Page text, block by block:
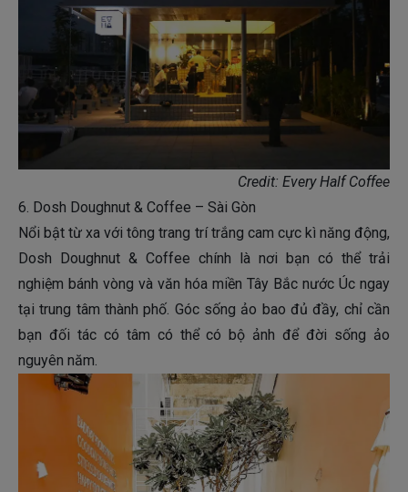
Credit: Every Half Coffee
6. Dosh Doughnut & Coffee – Sài Gòn
Nổi bật từ xa với tông trang trí trắng cam cực kì năng động,
Dosh Doughnut & Coffee chính là nơi bạn có thể trải
nghiệm bánh vòng và văn hóa miền Tây Bắc nước Úc ngay
tại trung tâm thành phố. Góc sống ảo bao đủ đầy, chỉ cần
bạn đối tác có tâm có thể có bộ ảnh để đời sống ảo
nguyên năm.